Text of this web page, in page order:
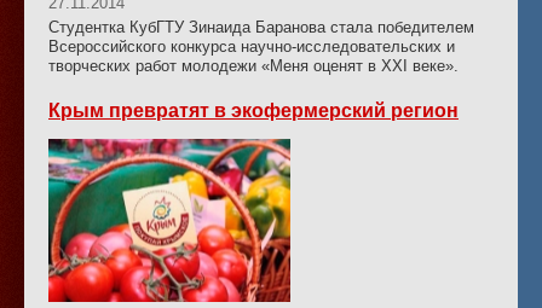
Студентка КубГТУ Зинаида Баранова стала победителем
Всероссийского конкурса научно-исследовательских и
творческих работ молодежи «Меня оценят в ХХI веке».
Крым превратят в экофермерский регион